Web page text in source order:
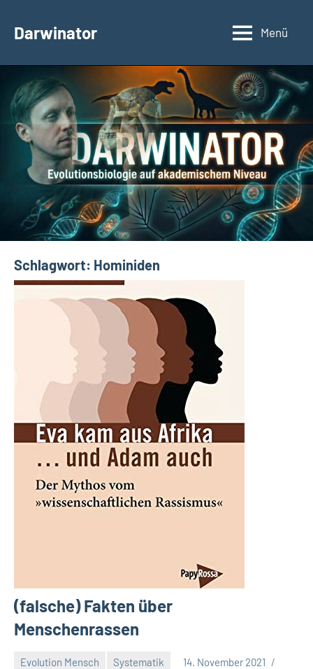
InhaltDarwinator
Evolutionsbiologie
Menü
Schlagwort: Hominiden
(falsche) Fakten über
Menschenrassen
Evolution Mensch Systematik
14. November 2021